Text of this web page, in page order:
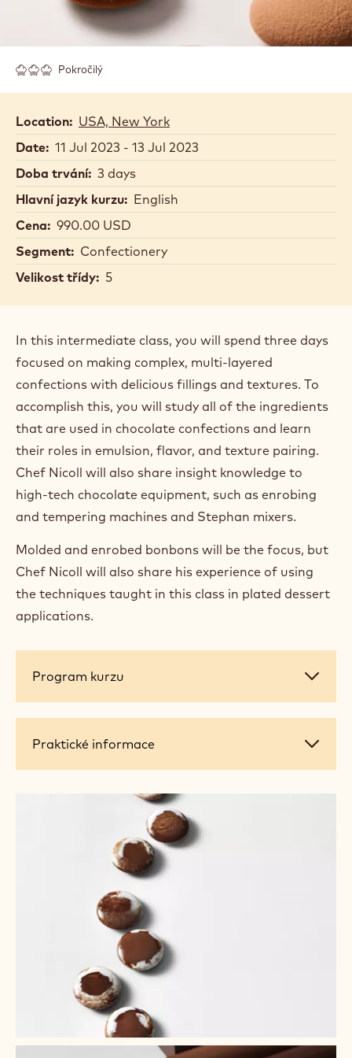
Pokročilý
Location: USA, New York
Date: 11 Jul 2023 - 13 Jul 2023
Doba trvání: 3 days
Hlavní jazyk kurzu: English
Cena: 990.00 USD
Segment: Confectionery
Velikost třídy: 5
In this intermediate class, you will spend three days
focused on making complex, multi-layered
confections with delicious fillings and textures. To
accomplish this, you will study all of the ingredients
that are used in chocolate confections and learn
their roles in emulsion, flavor, and texture pairing.
Chef Nicoll will also share insight knowledge to
high-tech chocolate equipment, such as enrobing
and tempering machines and Stephan mixers.
Molded and enrobed bonbons will be the focus, but
Chef Nicoll will also share his experience of using
the techniques taught in this class in plated dessert
applications.
Program
Program kurzu
Praktické
Praktické informace